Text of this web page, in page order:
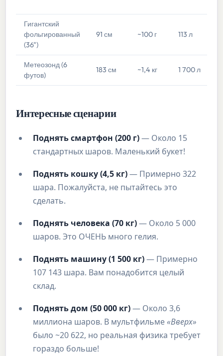
Гигантский
фольгированный
(36")
91 см ~100 г 113 л
Метеозонд (6
футов)
183 см ~1,4 кг 1 700 л
Интересные сценарии
Поднять смартфон (200 г)— Около 15
стандартных шаров. Маленький букет!
Поднять кошку (4,5 кг)— Примерно 322
шара. Пожалуйста, не пытайтесь это
сделать.
Поднять человека (70 кг)— Около 5 000
шаров. Это ОЧЕНЬ много гелия.
Поднять машину (1 500 кг)— Примерно
107 143 шара. Вам понадобится целый
склад.
Поднять дом (50 000 кг)— Около 3,6
миллиона шаров. В мультфильме«Вверх»
было ~20 622, но реальная физика требует
гораздо больше!